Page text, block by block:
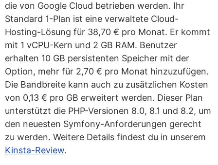
die von Google Cloud betrieben werden. Ihr
Standard 1-Plan ist eine verwaltete Cloud-
Hosting-Lösung für 38,70 € pro Monat. Er kommt
mit 1 vCPU-Kern und 2 GB RAM. Benutzer
erhalten 10 GB persistenten Speicher mit der
Option, mehr für 2,70 € pro Monat hinzuzufügen.
Die Bandbreite kann auch zu zusätzlichen Kosten
von 0,13 € pro GB erweitert werden. Dieser Plan
unterstützt die PHP-Versionen 8.0, 8.1 und 8.2, um
den neuesten Symfony-Anforderungen gerecht
zu werden. Weitere Details findest du in unserem
Kinsta-Review.